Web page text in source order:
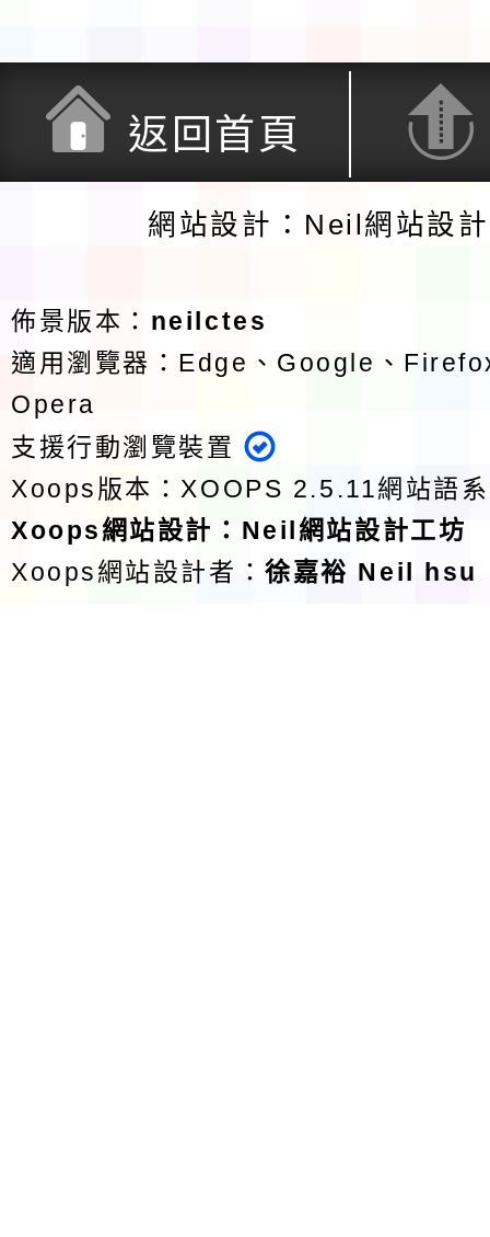
返回首頁
網站設計：Neil網站設
佈景版本： neilctes
適用瀏覽器：Edge、Google、
Opera
支援行動瀏覽裝置
Xoops版本： XOOPS 2.5.11網站語
Xoops網站設計 ： Neil網站設計工坊
Xoops網站設計者：徐嘉裕 Neil hsu